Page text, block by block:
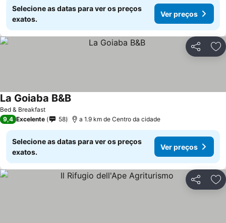
Selecione as datas para ver os preços
exatos.
Ver preços
Partilhar
Bed & Breakfast
La Goiaba B&B
9,4 Excelente 58 a 1.9 km de Centro da cidade
Selecione as datas para ver os preços
exatos.
Ver preços
Partilhar